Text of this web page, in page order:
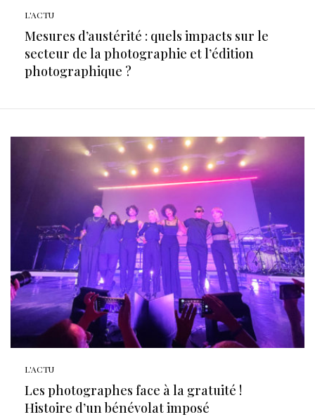
L'ACTU
Mesures d’austérité : quels impacts sur le
secteur de la photographie et l’édition
photographique ?
L'ACTU
Les photographes face à la gratuité !
Histoire d’un bénévolat imposé